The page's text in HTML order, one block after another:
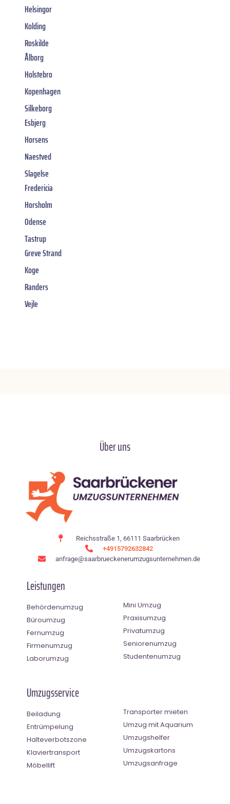
Helsingor
Kolding
Roskilde
Ålborg
Holstebro
Kopenhagen
Silkeborg
Esbjerg
Horsens
Naestved
Slagelse
Fredericia
Horsholm
Odense
Tastrup
Greve Strand
Koge
Randers
Vejle
Über uns
Reichsstraße 1, 66111 Saarbrücken
+4915792632842
anfrage@saarbrueckenerumzugsunternehmen.de
Leistungen
Behördenumzug
Büroumzug
Fernumzug
Firmenumzug
Laborumzug
Mini Umzug
Praxisumzug
Privatumzug
Seniorenumzug
Studentenumzug
Umzugsservice
Beiladung
Entrümpelung
Halteverbotszone
Klaviertransport
Möbellift
Transporter mieten
Umzug mit Aquarium
Umzugshelfer
Umzugskartons
Umzugsanfrage